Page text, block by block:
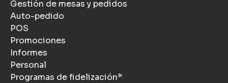
Gestión de mesas y pedidos
Auto-pedido
POS
Promociones
Informes
Personal
Programas de fidelización*